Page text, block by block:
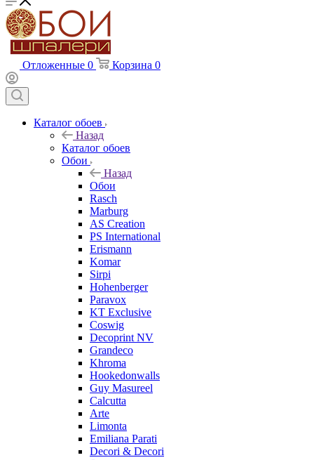
Отложенные 0 Корзина 0
Каталог обоев
Назад
Каталог обоев
Обои
Назад
Обои
Rasch
Marburg
AS Creation
PS International
Erismann
Komar
Sirpi
Hohenberger
Paravox
KT Exclusive
Coswig
Decoprint NV
Grandeco
Khroma
Hookedonwalls
Guy Masureel
Calcutta
Arte
Limonta
Emiliana Parati
Decori & Decori